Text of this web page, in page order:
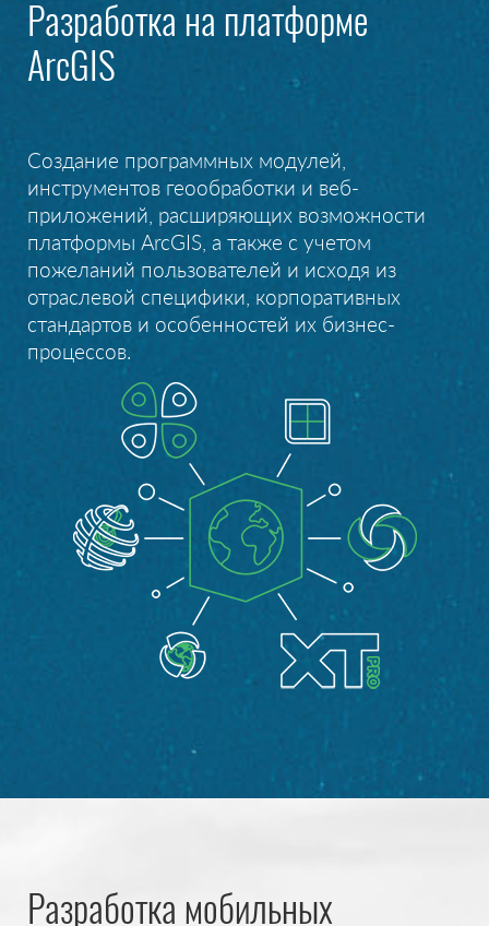
Разработка на платформе
ArcGIS
Создание программных модулей,
инструментов геообработки и веб-
приложений, расширяющих возможности
платформы ArcGIS, а также с учетом
пожеланий пользователей и исходя из
отраслевой специфики, корпоративных
стандартов и особенностей их бизнес-
процессов.
Разработка мобильных